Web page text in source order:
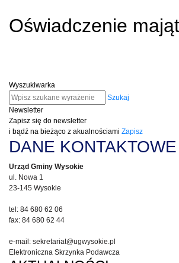
Oświadczenie
Wyszukiwarka
Szukaj
Newsletter
Zapisz się do newsletter
i bądź na bieżąco z akualnościami Zapisz
DANE KONTAKTOWE
Urząd Gminy Wysokie
ul. Nowa 1
23-145 Wysokie
tel: 84 680 62 06
fax: 84 680 62 44
e-mail: sekretariat@ugwysokie.pl
Elektroniczna Skrzynka Podawcza